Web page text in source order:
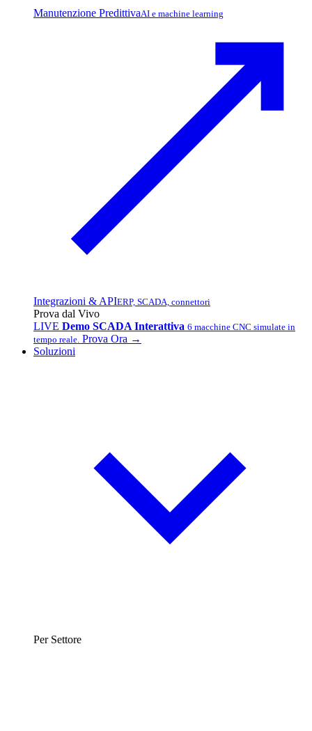
Manutenzione PredittivaAI e machine learning
Integrazioni & APIERP, SCADA, connettori
Prova dal Vivo
LIVE Demo SCADA Interattiva 6 macchine CNC simulate in
tempo reale. Prova Ora →
Soluzioni
Per Settore